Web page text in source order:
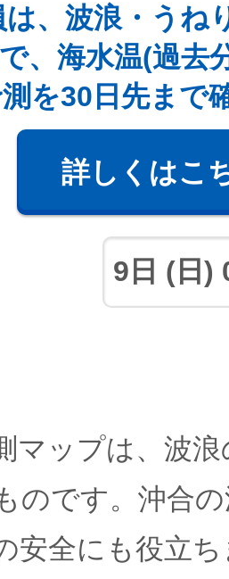
は、波浪・うね
、海水温(過去
を30日先まで
詳しくはこ
マップは、波
のです。沖合
安全にも役立